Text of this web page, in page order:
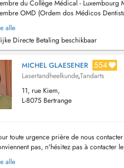
du Collège Médical - Luxembourg
OMD (Ordem dos Médicos
alle
Directe Betaling beschikbaar
MICHEL GLAESENER 554
Lasertandheelkunde,Tandarts
11, rue Kiem,
L-8075 Bertrange
toute urgence prière de nous
pas, n'hésitez pas à contacter
alle